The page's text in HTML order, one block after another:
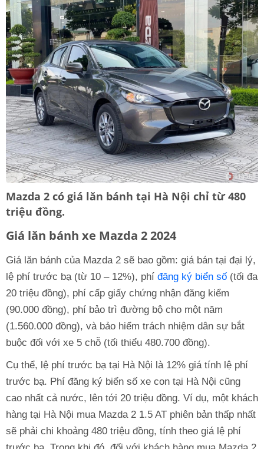
Mazda 2 có giá lăn bánh tại Hà Nội chỉ từ 480
triệu đồng.
Giá lăn bánh xe Mazda 2 2024
Giá lăn bánh của Mazda 2 sẽ bao gồm: giá bán tại đại lý,
lệ phí trước bạ (từ 10 – 12%), phí đăng ký biển số (tối đa
20 triệu đồng), phí cấp giấy chứng nhận đăng kiểm
(90.000 đồng), phí bảo trì đường bộ cho một năm
(1.560.000 đồng), và bảo hiểm trách nhiệm dân sự bắt
buộc đối với xe 5 chỗ (tối thiểu 480.700 đồng).
Cụ thể, lệ phí trước bạ tại Hà Nội là 12% giá tính lệ phí
trước bạ. Phí đăng ký biển số xe con tại Hà Nội cũng
cao nhất cả nước, lên tới 20 triệu đồng. Ví dụ, một khách
hàng tại Hà Nội mua Mazda 2 1.5 AT phiên bản thấp nhất
sẽ phải chi khoảng 480 triệu đồng, tính theo giá lệ phí